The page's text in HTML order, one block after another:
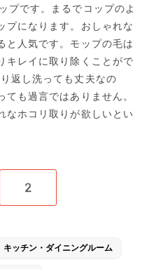
です。まるでコップのよ
プになります。おしゃれな
と人気です。モップの毛は
キレイに取り除くことがで
返し洗っても丈夫なの
も過言ではありません。
なホコリ取りが欲しいとい
2
キッチン・ダイニングルーム